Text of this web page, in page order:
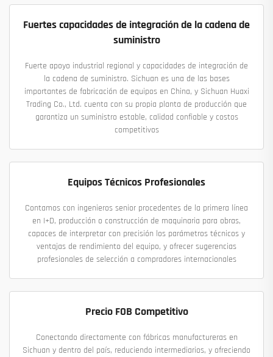
Fuertes capacidades de integración de la cadena de
suministro
Fuerte apoyo industrial regional y capacidades de integración de
la cadena de suministro. Sichuan es una de las bases
importantes de fabricación de equipos en China, y Sichuan Huaxi
Trading Co., Ltd. cuenta con su propia planta de producción que
garantiza un suministro estable, calidad confiable y costos
competitivos
Equipos Técnicos Profesionales
Contamos con ingenieros senior procedentes de la primera línea
en I+D, producción o construcción de maquinaria para obras,
capaces de interpretar con precisión los parámetros técnicos y
ventajas de rendimiento del equipo, y ofrecer sugerencias
profesionales de selección a compradores internacionales
Precio FOB Competitivo
Conectando directamente con fábricas manufactureras en
Sichuan y dentro del país, reduciendo intermediarios, y ofreciendo